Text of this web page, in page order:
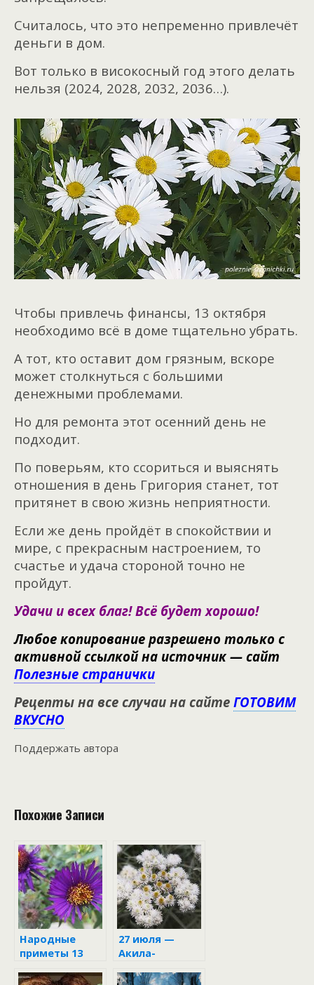
Считалось, что это непременно привлечёт
деньги в дом.
Вот только в високосный год этого делать
нельзя (2024, 2028, 2032, 2036…).
Чтобы привлечь финансы, 13 октября
необходимо всё в доме тщательно убрать.
А тот, кто оставит дом грязным, вскоре
может столкнуться с большими
денежными проблемами.
Но для ремонта этот осенний день не
подходит.
По поверьям, кто ссориться и выяснять
отношения в день Григория станет, тот
притянет в свою жизнь неприятности.
Если же день пройдёт в спокойствии и
мире, с прекрасным настроением, то
счастье и удача стороной точно не
пройдут.
Удачи и всех благ! Всё будет хорошо!
Любое копирование разрешено только с
активной ссылкой на источник — сайт
Полезные странички
Рецепты на все случаи на сайте ГОТОВИМ
ВКУСНО
Поддержать автора
Похожие Записи
Народные
приметы 13
Григория
27 июля —
Акила-